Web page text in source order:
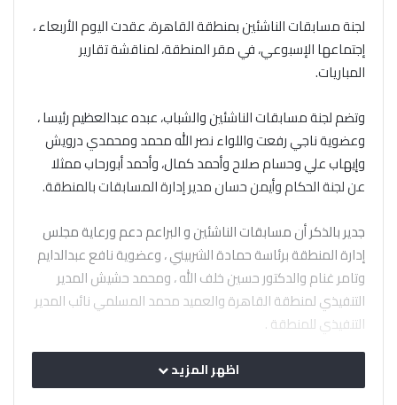
لجنة مسابقات الناشئين بمنطقة القاهرة، عقدت اليوم الأربعاء ،
إجتماعها الإسبوعي، في مقر المنطقة، لمناقشة تقارير
المباريات.
وتضم لجنة مسابقات الناشئين والشباب، عبده عبدالعظيم رئيسا ،
وعضوية ناجي رفعت واللواء نصر الله محمد ومحمدي درويش
وإيهاب علي وحسام صلاح وأحمد كمال، وأحمد أبورحاب ممثلا
عن لجنة الحكام وأيمن حسان مدير إدارة المسابقات بالمنطقة.
جدير بالذكر أن مسابقات الناشئين و البراعم دعم ورعاية مجلس
إدارة المنطقة برئاسة حمادة الشربيني ، وعضوية نافع عبدالدايم
وتامر غنام والدكتور حسين خلف الله ، ومحمد حشيش المدير
التنفيذي لمنطقة القاهرة والعميد محمد المسلمي نائب المدير
التنفيذي للمنطقة .
اظهر المزيد